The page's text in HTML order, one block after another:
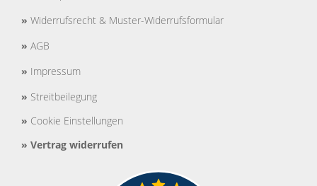
» Widerrufsrecht & Muster-Widerrufsformular
» AGB
» Impressum
» Streitbeilegung
» Cookie Einstellungen
» Vertrag widerrufen